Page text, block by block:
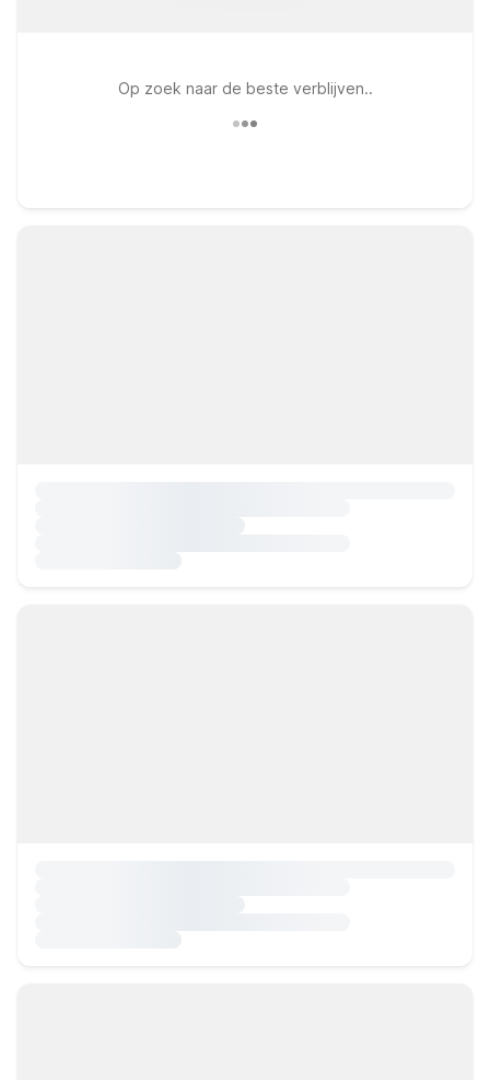
Op zoek naar de beste verblijven..